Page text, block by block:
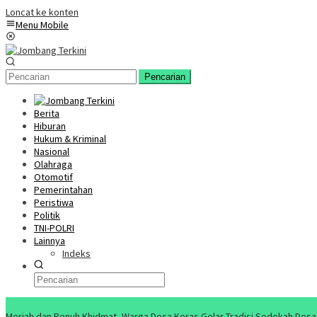
Loncat ke konten
Menu Mobile
Pencarian
Berita
Hiburan
Hukum & Kriminal
Nasional
Olahraga
Otomotif
Pemerintahan
Peristiwa
Politik
TNI-POLRI
Lainnya
Indeks